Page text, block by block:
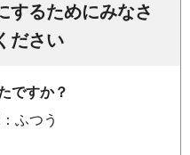
するためにみなさ
ださい
ですか？
ふつう